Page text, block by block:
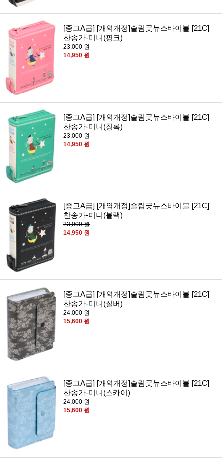
[중고A급] [개역개정]슬림굿뉴스바이블 [21C]
찬송가-미니(핑크)
23,000 원
14,950 원
[중고A급] [개역개정]슬림굿뉴스바이블 [21C]
찬송가-미니(청록)
23,000 원
14,950 원
[중고A급] [개역개정]슬림굿뉴스바이블 [21C]
찬송가-미니(블랙)
23,000 원
14,950 원
[중고A급] [개역개정]슬림굿뉴스바이블 [21C]
찬송가-미니(실버)
24,000 원
15,600 원
[중고A급] [개역개정]슬림굿뉴스바이블 [21C]
찬송가-미니(스카이)
24,000 원
15,600 원